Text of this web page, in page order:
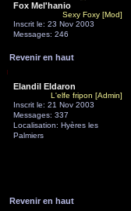
Fox Mel'hanio
Sexy Foxy [Mod]
Inscrit le: 23 Nov 2003
Messages: 246
Revenir en haut
Elandil Eldaron
L'elfe fripon [Admin]
Inscrit le: 21 Nov 2003
Messages: 337
Localisation: Hyères les
Palmiers
Revenir en haut